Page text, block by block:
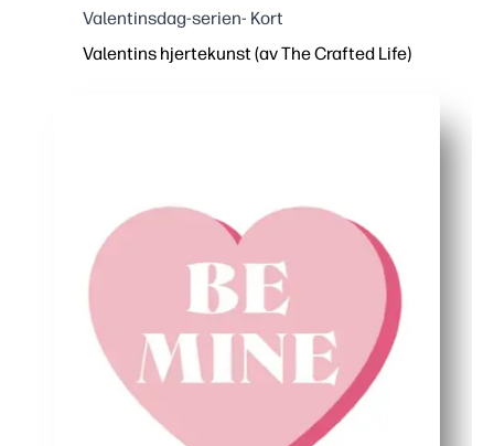
Valentinsdag-serien- Kort
Valentins hjertekunst (av The Crafted Life)